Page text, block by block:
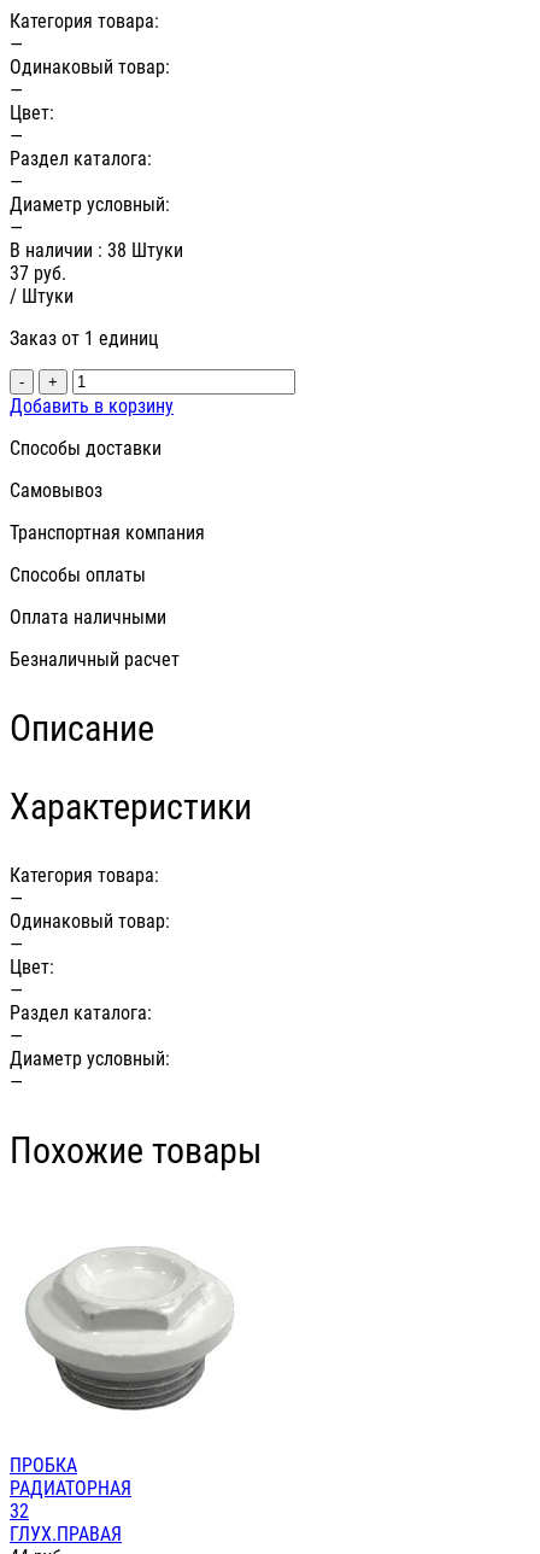
Категория товара:
—
Одинаковый товар:
—
Цвет:
—
Раздел каталога:
—
Диаметр условный:
—
В наличии : 38 Штуки
37 руб.
/ Штуки
Заказ от 1 единиц
- +
Добавить в корзину
Способы доставки
Самовывоз
Транспортная компания
Способы оплаты
Оплата наличными
Безналичный расчет
Описание
Характеристики
Категория товара:
—
Одинаковый товар:
—
Цвет:
—
Раздел каталога:
—
Диаметр условный:
—
Похожие товары
ПРОБКА
РАДИАТОРНАЯ
32
ГЛУХ.ПРАВАЯ